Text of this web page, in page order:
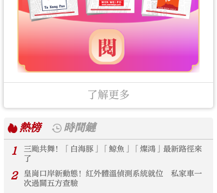
了解更多
熱榜
時間鏈
1
三颱共舞！「白海豚」「鯨魚」「燦鴻」最新路徑來
了
2
皇崗口岸新動態！紅外體溫偵測系統就位 私家車一
次過關五方查驗